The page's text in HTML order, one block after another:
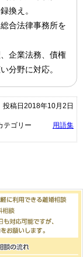
換え。
合法律事務所を
企業法務、債権
分野に対応。
投稿日2018年10月2日
テゴリー 用語集